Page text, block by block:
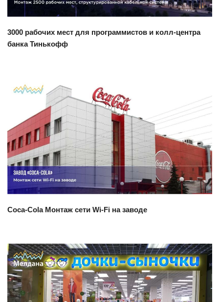
3000 рабочих мест для программистов и колл-центра
банка Тинькофф
Смотреть проект
Coca-Cola Монтаж сети Wi-Fi на заводе